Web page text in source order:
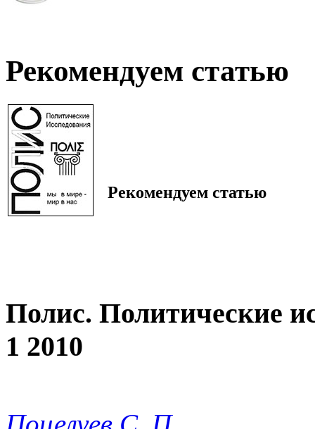
Рекомендуем статью
Рекомендуем статью
Полис. Политические
1 2010